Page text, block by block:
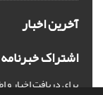
آخرین اخبار
اشتراک خبرنامه
برای دریافت اخبار